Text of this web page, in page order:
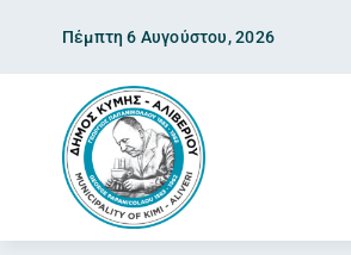
content
Πέμπτη 6 Αυγούστου, 2026